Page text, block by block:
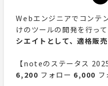
Webエンジニアでコンテ
けのツールの開発を行って
シエイトとして、適格販
【noteのステータス
6,200 フォロー 6,000